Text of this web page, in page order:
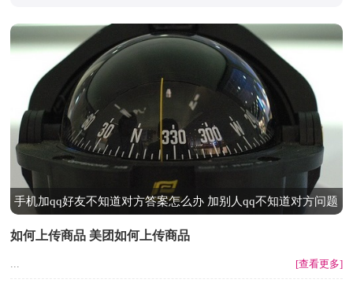
手机加qq好友不知道对方答案怎么办 加别人qq不知道对方问题
答案
如何上传商品 美团如何上传商品
[查看更多]